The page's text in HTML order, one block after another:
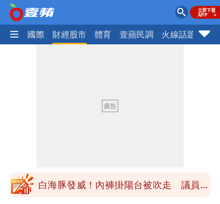
社會 國際 財經股市 體育 壹蘋民調 火線話題
「洗腦台灣人兩觀念」
「琵鷺」颱風生成！三颱共舞路徑曝光
炸開扁
白海豚發威！內褲掛陽台被吹走 議員神